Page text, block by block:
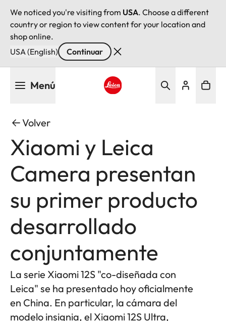
We noticed you're visiting from USA. Choose a different
country or region to view content for your location and
shop online.
USA (English)
Continuar
Menú
Volver
Xiaomi y Leica
Camera presentan
su primer producto
desarrollado
conjuntamente
La serie Xiaomi 12S "co-diseñada con
Leica" se ha presentado hoy oficialmente
en China. En particular, la cámara del
modelo insignia, el Xiaomi 12S Ultra,